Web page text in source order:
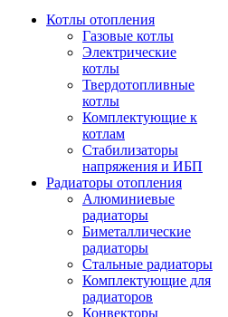
Котлы отопления
Газовые котлы
Электрические
котлы
Твердотопливные
котлы
Комплектующие к
котлам
Стабилизаторы
напряжения и ИБП
Радиаторы отопления
Алюминиевые
радиаторы
Биметаллические
радиаторы
Стальные радиаторы
Комплектующие для
радиаторов
Конвекторы